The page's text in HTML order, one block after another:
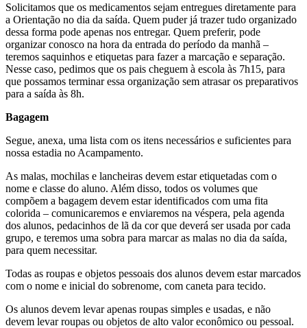
Solicitamos que os medicamentos sejam entregues diretamente para
a Orientação no dia da saída. Quem puder já trazer tudo organizado
dessa forma pode apenas nos entregar. Quem preferir, pode
organizar conosco na hora da entrada do período da manhã –
teremos saquinhos e etiquetas para fazer a marcação e separação.
Nesse caso, pedimos que os pais cheguem à escola às 7h15, para
que possamos terminar essa organização sem atrasar os preparativos
para a saída às 8h.
Bagagem
Segue, anexa, uma lista com os itens necessários e suficientes para
nossa estadia no Acampamento.
As malas, mochilas e lancheiras devem estar etiquetadas com o
nome e classe do aluno. Além disso, todos os volumes que
compõem a bagagem devem estar identificados com uma fita
colorida – comunicaremos e enviaremos na véspera, pela agenda
dos alunos, pedacinhos de lã da cor que deverá ser usada por cada
grupo, e teremos uma sobra para marcar as malas no dia da saída,
para quem necessitar.
Todas as roupas e objetos pessoais dos alunos devem estar marcados
com o nome e inicial do sobrenome, com caneta para tecido.
Os alunos devem levar apenas roupas simples e usadas, e não
devem levar roupas ou objetos de alto valor econômico ou pessoal.